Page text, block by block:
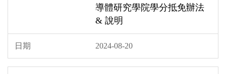
導體研究學院學分抵免辦法
& 說明
2024-08-20